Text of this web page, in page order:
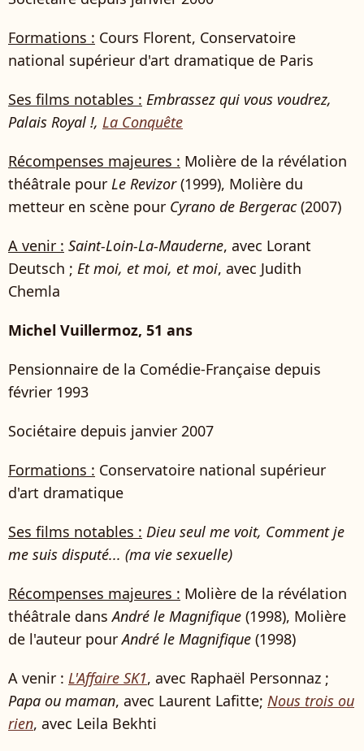
Formations : Cours Florent, Conservatoire
national supérieur d'art dramatique de Paris
Ses films notables : Embrassez qui vous voudrez,
Palais Royal !, La Conquête
Récompenses majeures : Molière de la révélation
théâtrale pour Le Revizor(1999), Molière du
metteur en scène pour Cyrano de Bergerac(2007)
A venir : Saint-Loin-La-Mauderne, avec Lorant
Deutsch ; Et moi, et moi, et moi, avec Judith
Chemla
Michel Vuillermoz, 51 ans
Pensionnaire de la Comédie-Française depuis
février 1993
Sociétaire depuis janvier 2007
Formations : Conservatoire national supérieur
d'art dramatique
Ses films notables : Dieu seul me voit, Comment je
me suis disputé... (ma vie sexuelle)
Récompenses majeures : Molière de la révélation
théâtrale dansAndré le Magnifique (1998), Molière
de l'auteur pourAndré le Magnifique (1998)
A venir : L'Affaire SK1, avec Raphaël Personnaz ;
Papa ou maman, avec Laurent Lafitte; Nous trois ou
rien, avec Leila Bekhti